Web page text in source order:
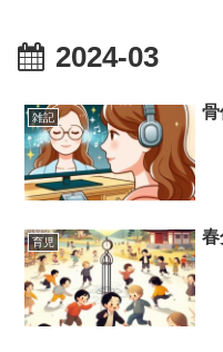
2024-03
雑記 骨
育児 春